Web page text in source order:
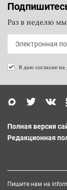
Раз в неделю
Я даю согласие на
Полная версия
Редакционная
Пишите нам на